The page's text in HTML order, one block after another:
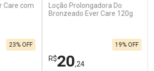
Ativar Desconto
Care com
23% OFF
Loção Prolongadora Do
Bronzeado Ever Care 120g
R$20,24
19% OFF